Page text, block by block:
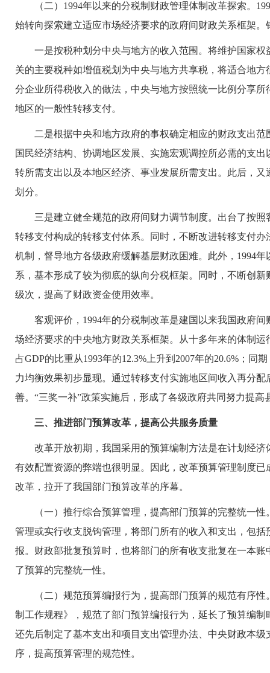
（二）1994年以来的分税制财政管理体制改革探索。
始转向探索建立适应市场经济要求的政府间财政关系框架
一是按税种划分中央与地方的收入范围。将维护国家权
关的主要税种如增值税划为中央与地方共享税，将适合地
分企业所得税收入的做法，中央与地方按照统一比例分享
地区的一般性转移支付。
二是根据中央和地方政府的事权确定相应的财政支出范
国民经济结构、协调地区发展、实施宏观调控所必需的支
转所需支出以及本地区经济、事业发展所需支出。此后，
划分。
三是建立健全规范的政府间财力调节制度。出台了按照
转移支付构成的转移支付体系。同时，不断改进转移支付
机制，督导地方各级政府缓解基层财政困难。此外，1994
系，基本形成了较为彻底的纵向分税框架。同时，不断创
级次，提高了财政资金使用效率。
客观评价，1994年的分税制改革是建国以来我国政府间
场经济要求的中央地方财政关系框架。从十多年来的体制
占GDP的比重从1993年的12.3%上升到2007年的20.6%；同
力均衡效果初步显现。通过转移支付实施地区间收入再分
善。“三奖一补”政策实施后，形成了各级政府共同努力提
三、推进部门预算改革，提高公共服务质量
改革开放初期，我国采用的预算编制方法是在计划经济
有效配置资源的弊端也很明显。因此，改革预算管理制度
改革，拉开了我国部门预算改革的序幕。
（一）推行综合预算管理，提高部门预算的完整统一性
管理或实行收支脱钩管理，将部门所有的收入和支出，包
报。财政部批复预算时，也将部门的所有收支批复在一本
了预算的完整统一性。
（二）规范预算编报行为，提高部门预算的规范有序性
制工作规程》，规范了部门预算编报行为，延长了预算编
还先后制定了基本支出和项目支出管理办法、中央财政本
序，提高预算管理的规范性。